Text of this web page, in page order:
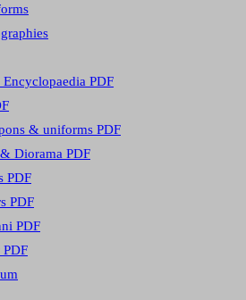
Encyclopaedia PDF
& uniforms PDF
Diorama PDF
PDF
PDF
PDF